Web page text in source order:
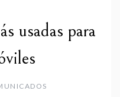
usadas para